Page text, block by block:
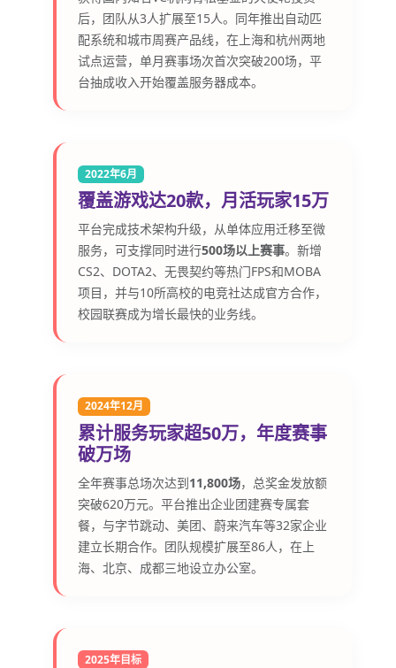
后，团队从3人扩展至15人。同年推出自动匹
配系统和城市周赛产品线，在上海和杭州两地
试点运营，单月赛事场次首次突破200场，平
台抽成收入开始覆盖服务器成本。
2022年6月
覆盖游戏达20款，月活玩家15万
平台完成技术架构升级，从单体应用迁移至微
服务，可支撑同时进行500场以上赛事。新增
CS2、DOTA2、无畏契约等热门FPS和MOBA
项目，并与10所高校的电竞社达成官方合作，
校园联赛成为增长最快的业务线。
2024年12月
累计服务玩家超50万，年度赛事
破万场
全年赛事总场次达到11,800场，总奖金发放额
突破620万元。平台推出企业团建赛专属套
餐，与字节跳动、美团、蔚来汽车等32家企业
建立长期合作。团队规模扩展至86人，在上
海、北京、成都三地设立办公室。
2025年目标